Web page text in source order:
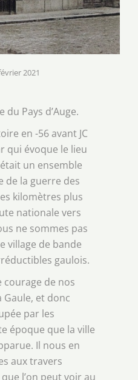
2021
du Pays d’Auge.
en -56 avant JC
qui évoque le lieu
un ensemble
de la guerre des
kilomètres plus
nationale vers
ne sommes pas
village de bande
gaulois.
courage de nos
Gaule, et donc
par les
époque que la ville
Il nous en
aux travers
l’on peut voir au